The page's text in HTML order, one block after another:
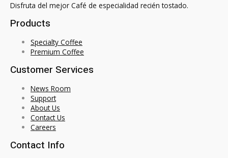
Disfruta del mejor Café de especialidad recién tostado.
Products
Specialty Coffee
Premium Coffee
Customer Services
News Room
Support
About Us
Contact Us
Careers
Contact Info